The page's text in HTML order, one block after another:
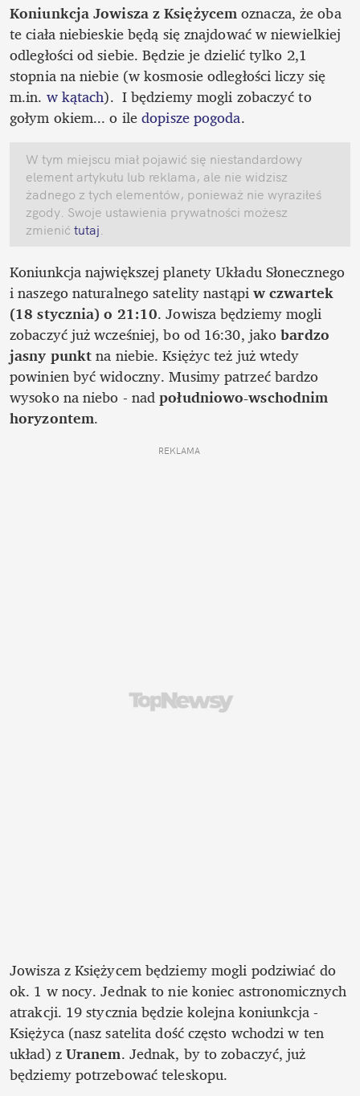
Koniunkcja Jowisza z Księżycem oznacza, że oba
te ciała niebieskie będą się znajdować w niewielkiej
odległości od siebie. Będzie je dzielić tylko 2,1
stopnia na niebie (w kosmosie odległości liczy się
m.in. w kątach).  I będziemy mogli zobaczyć to
gołym okiem... o ile dopisze pogoda.
W tym miejscu miał pojawić się niestandardowy
element artykułu lub reklama, ale nie widzisz
żadnego z tych elementów, ponieważ nie wyraziłeś
zgody. Swoje ustawienia prywatności możesz
zmienić tutaj.
Koniunkcja największej planety Układu Słonecznego
i naszego naturalnego satelity nastąpi w czwartek
(18 stycznia) o 21:10. Jowisza będziemy mogli
zobaczyć już wcześniej, bo od 16:30, jako bardzo
jasny punkt na niebie. Księżyc też już wtedy
powinien być widoczny. Musimy patrzeć bardzo
wysoko na niebo - nad południowo-wschodnim
horyzontem.
REKLAMA
Jowisza z Księżycem będziemy mogli podziwiać do
ok. 1 w nocy. Jednak to nie koniec astronomicznych
atrakcji. 19 stycznia będzie kolejna koniunkcja -
Księżyca (nasz satelita dość często wchodzi w ten
układ) z Uranem. Jednak, by to zobaczyć, już
będziemy potrzebować teleskopu.